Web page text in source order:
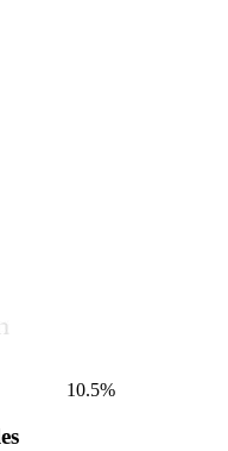
10.5%